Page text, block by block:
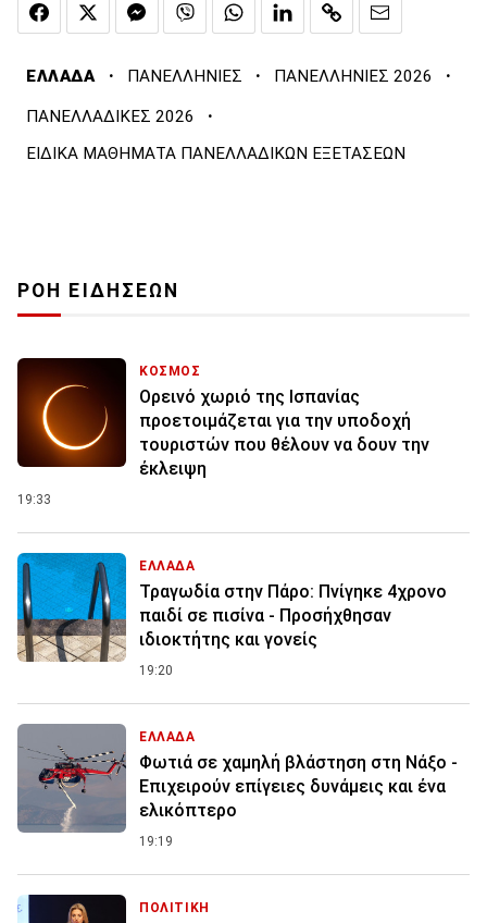
ΕΛΛΑΔΑ · ΠΑΝΕΛΛΗΝΙΕΣ · ΠΑΝΕΛΛΗΝΙΕΣ 2026 ·
ΠΑΝΕΛΛΑΔΙΚΕΣ 2026 ·
ΕΙΔΙΚΑ ΜΑΘΗΜΑΤΑ ΠΑΝΕΛΛΑΔΙΚΩΝ ΕΞΕΤΑΣΕΩΝ
ΡΟΗ ΕΙΔΗΣΕΩΝ
ΚΟΣΜΟΣ
Ορεινό χωριό της Ισπανίας
προετοιμάζεται για την υποδοχή
τουριστών που θέλουν να δουν την
έκλειψη
19:33
ΕΛΛΑΔΑ
Τραγωδία στην Πάρο: Πνίγηκε 4χρονο
παιδί σε πισίνα - Προσήχθησαν
ιδιοκτήτης και γονείς
19:20
ΕΛΛΑΔΑ
Φωτιά σε χαμηλή βλάστηση στη Νάξο -
Επιχειρούν επίγειες δυνάμεις και ένα
ελικόπτερο
19:19
ΠΟΛΙΤΙΚΗ